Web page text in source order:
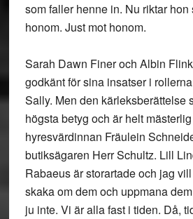
som faller henne in. Nu riktar hon
honom. Just mot honom.
Sarah Dawn Finer och Albin
godkänt för sina insatser i
Sally. Men den kärleksberättelse
högsta betyg och är helt
hyresvärdinnan Fräulein
butiksägaren Herr Schultz. Lill
Rabaeus är storartade och jag
skaka om dem och uppmana
ju inte. Vi är alla fast i tiden. Då,